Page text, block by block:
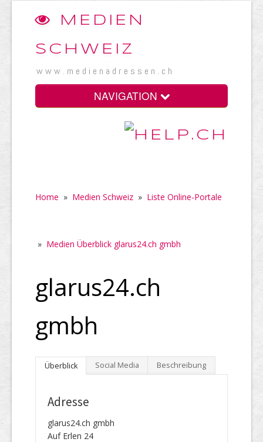
MEDIEN
SCHWEIZ
www.medienadressen.ch
NAVIGATION
Home » Medien Schweiz » Liste Online-Portale
» Medien Überblick glarus24.ch gmbh
glarus24.ch
gmbh
Überblick Social Media Beschreibung
Adresse
glarus24.ch gmbh
Auf Erlen 24